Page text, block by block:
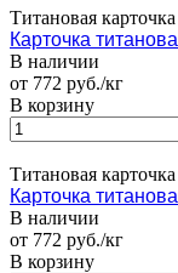
Титановая карточка
Карточка
В наличии
от 772 руб./кг
В корзину
Титановая карточка
Карточка
В наличии
от 772 руб./кг
В корзину